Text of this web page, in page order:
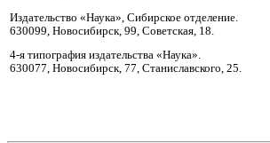
Издательство «Наука», Сибирское отделение.
630099, Новосибирск, 99, Советская, 18.
4‑я типография издательства «Наука».
630077, Новосибирск, 77, Станиславского, 25.